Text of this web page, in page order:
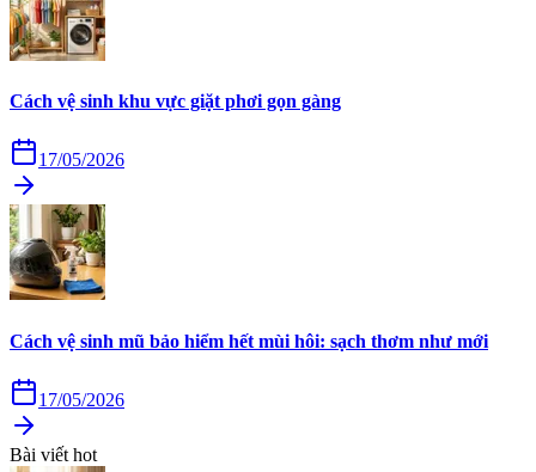
Cách vệ sinh khu vực giặt phơi gọn gàng
17/05/2026
Cách vệ sinh mũ bảo hiểm hết mùi hôi: sạch thơm như mới
17/05/2026
Bài viết hot